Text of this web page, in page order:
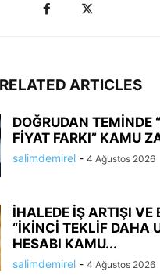
RELATED ARTICLES
DOĞRUDAN TEMİNDE
FİYAT FARKI” KAMU
salimdemirel - 4 Ağustos 2026
İHALEDE İŞ ARTIŞI VE
“İKİNCİ TEKLİF DAHA
HESABI KAMU...
salimdemirel - 4 Ağustos 2026